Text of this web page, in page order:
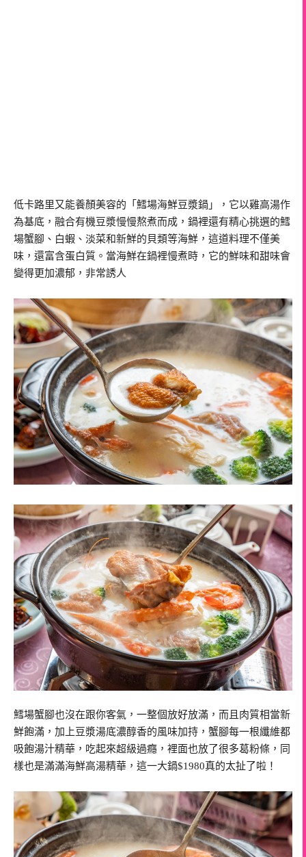
低卡路里又能養顏美容的「鱈場海鮮豆漿鍋」，它以雞高湯作
為基底，融合有機豆漿慢慢熬煮而成，鍋裡還有精心挑選的鱈
場蟹腳、白蝦、淡菜和新鮮的貝類等海鮮，這道料理不僅美
味，還富含蛋白質。當海鮮在鍋裡慢煮時，它的鮮味和甜味會
變得更加濃郁，非常誘人
鱈場蟹腳也沒在跟你客氣，一整個放好放滿，而且肉質相當新
鮮飽滿，加上豆漿湯底濃醇香的風味加持，蟹腳每一根纖維都
吸飽湯汁精華，吃起來超級過癮，裡面也放了很多葛粉條，同
樣也是滿滿海鮮高湯精華，這一大鍋$1980真的太扯了啦！